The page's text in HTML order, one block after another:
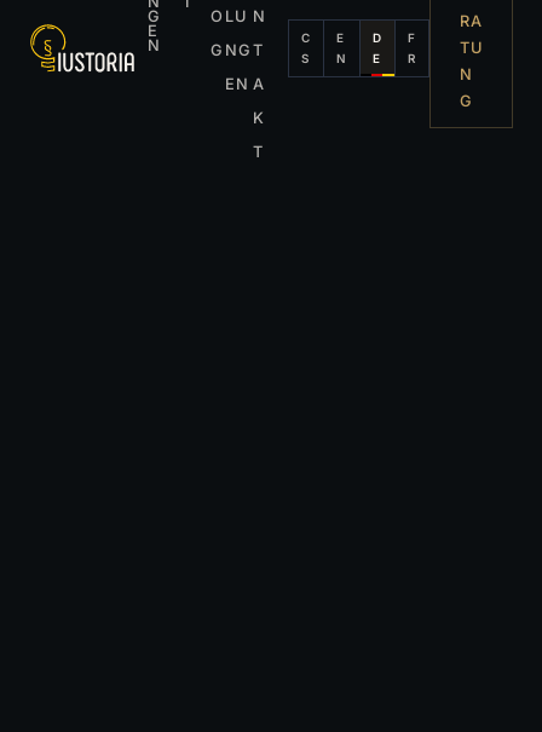
G
E
N
O
G
LU
NG
EN
N
T
A
K
T
C
S
E
N
D
E
F
R
RA
TU
N
G